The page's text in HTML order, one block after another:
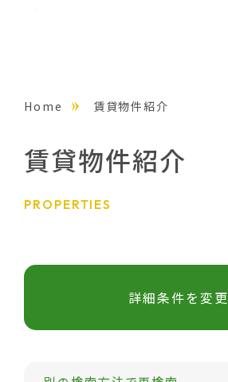
Home 賃貸物件紹介
賃貸物件紹介
PROPERTIES
詳細条件を変更